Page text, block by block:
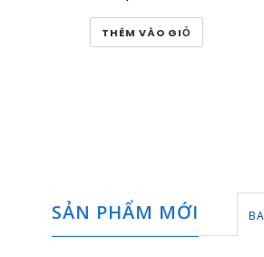
THÊM VÀO GIỎ
SẢN PHẨM MỚI